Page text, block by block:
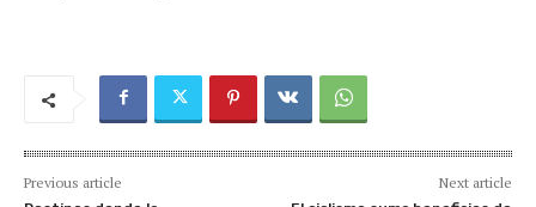
Previous article Next article